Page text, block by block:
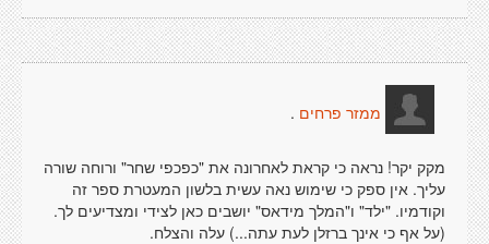
ממזר פרחים .
מקק יקר! נראה כי קראת לאחרונה את "כפכפי שחר" ורוחה שורה
עליך. אין ספק כי שימוש נאה עשית בלשון המעטרת ספר זה
וקודמיו. "ילד" ו"המלך מידאס" יושבים כאן לצידי ומצדיעים לך.
(על אף כי אינך ברזלן לעת עתה...) עלה והצלח.